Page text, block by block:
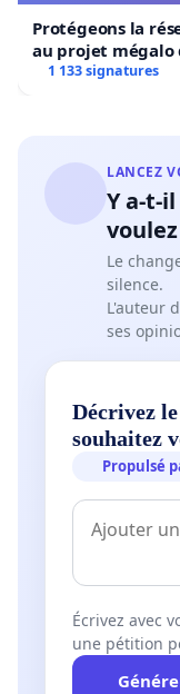
Protégeons la
au projet mégalo
1 133 signatures
LANCEZ
Y a-t-
Le
silence.
L'auteur
ses
Décrivez
souhaitez
Propulsé
Écrivez avec
une pétition